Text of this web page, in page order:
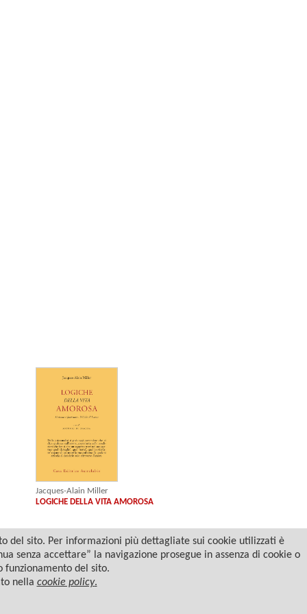
Jacques-Alain Miller
LOGICHE DELLA VITA AMOROSA
sito. Per informazioni più dettagliate sui cookie utilizzati è
senza accettare” la navigazione prosegue in assenza di cookie o
del sito.
nella cookie policy.